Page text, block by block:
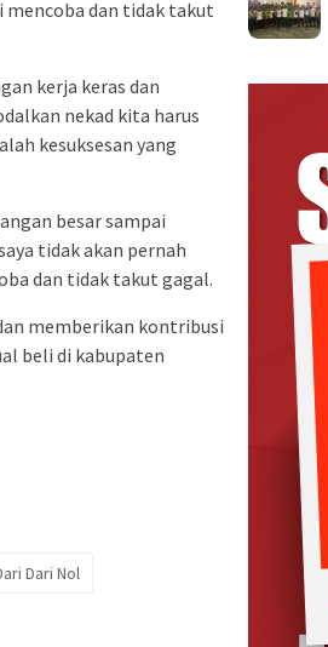
mencoba dan tidak takut
kerja keras dan
nekad kita harus
kesuksesan yang
besar sampai
tidak akan pernah
dan tidak takut gagal.
memberikan kontribusi
beli di kabupaten
Dari Nol